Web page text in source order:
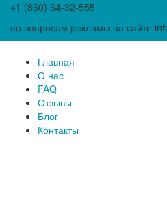
+1 (860) 64-32-555
по вопросам рекламы на сайте
Главная
О нас
FAQ
Отзывы
Блог
Контакты